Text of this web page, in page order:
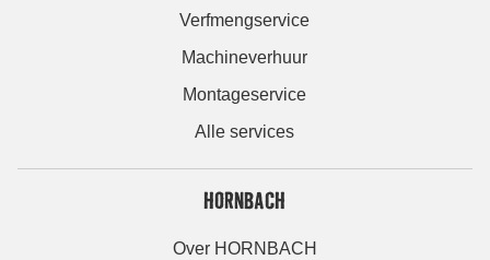
Verfmengservice
Machineverhuur
Montageservice
Alle services
HORNBACH
Over HORNBACH